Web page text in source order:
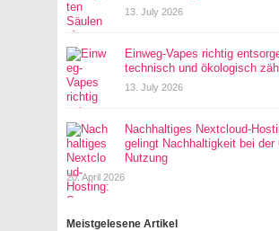
13. July 2026
Einweg-Vapes richtig
technisch und ökologisch
13. July 2026
Nachhaltiges Nextcloud-
gelingt Nachhaltigkeit bei der
Nutzung
20. April 2026
Meistgelesene Artikel